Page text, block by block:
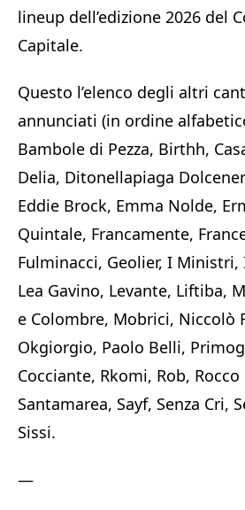
lineup dell’edizione 2026 del
Capitale.
Questo l’elenco degli altri
annunciati (in ordine
Bambole di Pezza, Birthh,
Delia, Ditonellapiaga
Eddie Brock, Emma Nolde,
Quintale, Francamente,
Fulminacci, Geolier, I Ministri,
Lea Gavino, Levante, Liftiba,
e Colombre, Mobrici, Niccolò
Okgiorgio, Paolo Belli,
Cocciante, Rkomi, Rob,
Santamarea, Sayf, Senza Cri,
Sissi.
—